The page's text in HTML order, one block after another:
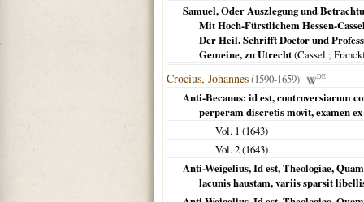
Samuel, Oder Auszlegung und
Mit Hoch-Fürstlichem Hessen-
Der Heil. Schrifft Doctor und
Gemeine, zu Utrecht(Cassel ;
Crocius, Johannes(1590-1659) DE
Anti-Becanus: id est, controversiarum
perperam discretis movit, examen
Vol. 1 (1643)
Vol. 2 (1643)
Anti-Weigelius, Id est, Theologiae,
lacunis haustam, variis sparsit